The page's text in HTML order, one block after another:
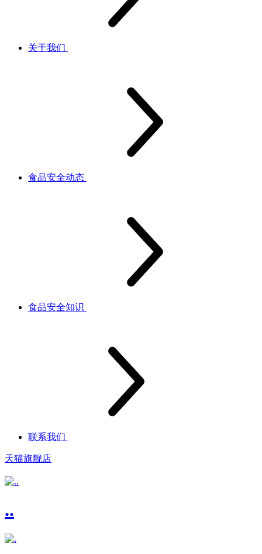
关于我们
食品安全动态
食品安全知识
联系我们
天猫旗舰店
..